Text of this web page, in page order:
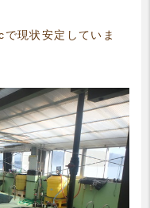
現状安定していま